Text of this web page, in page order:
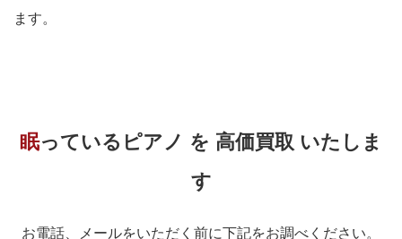
ます。
眠っているピアノ を 高価買取 いたしま
す
お電話、メールをいただく前に下記をお調べください。